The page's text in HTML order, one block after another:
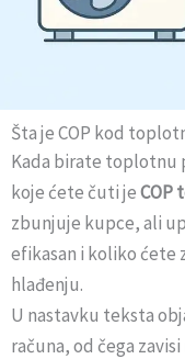
Šta je COP kod
Kada birate toplotnu
koje ćete čuti jeCOP
zbunjuje kupce, ali
efikasan i koliko ćete
hlađenju.
U nastavku teksta
računa, od čega